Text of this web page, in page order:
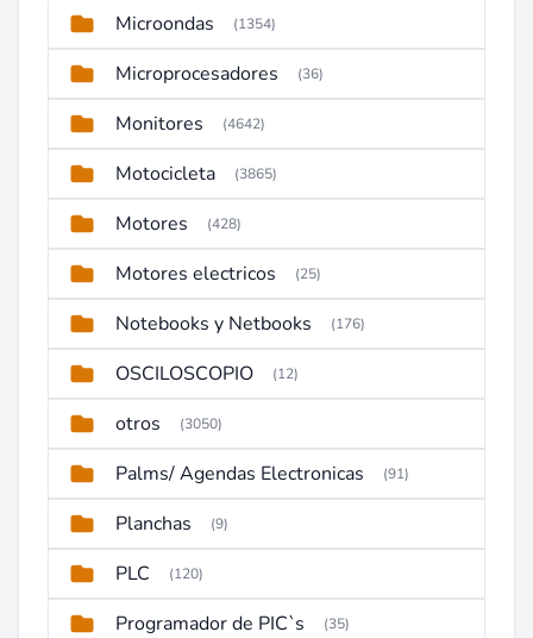
Microondas (1354)
Microprocesadores (36)
Monitores (4642)
Motocicleta (3865)
Motores (428)
Motores electricos (25)
Notebooks y Netbooks (176)
OSCILOSCOPIO (12)
otros (3050)
Palms/ Agendas Electronicas (91)
Planchas (9)
PLC (120)
Programador de PIC`s (35)